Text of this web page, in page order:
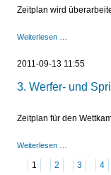
Zeitplan wird
Weiterlesen …
Springertag
2011-09-13 11:55
3. Werfer- und
Zeitplan für den
Weiterlesen …
1 2 3 4